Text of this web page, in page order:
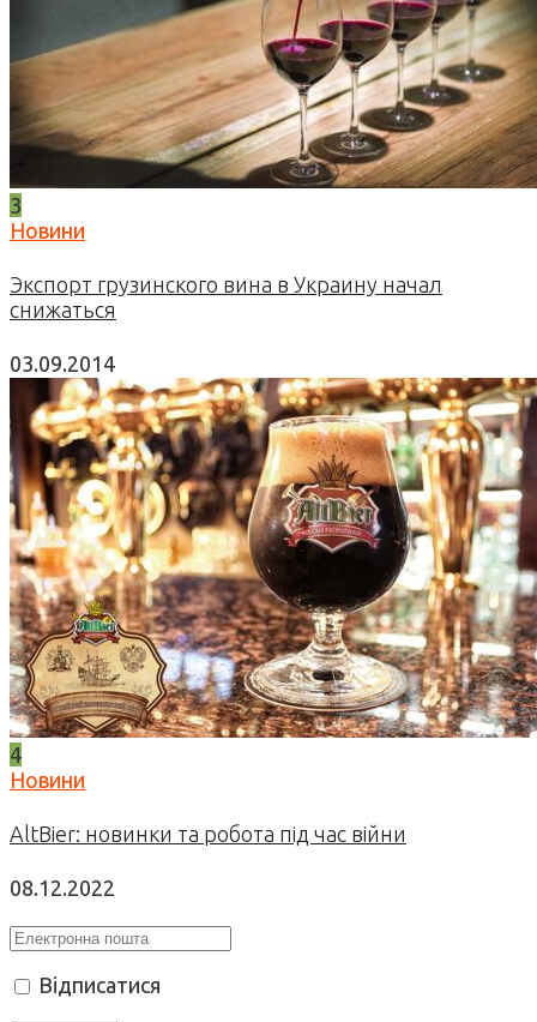
3
Новини
Экспорт грузинского вина в Украину начал
снижаться
03.09.2014
4
Новини
AltBier: новинки та робота під час війни
08.12.2022
Відписатися